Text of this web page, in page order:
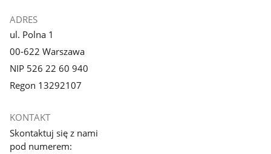
ADRES
ul. Polna 1
00-622 Warszawa
NIP 526 22 60 940
Regon 13292107
KONTAKT
Skontaktuj się z nami
pod numerem: